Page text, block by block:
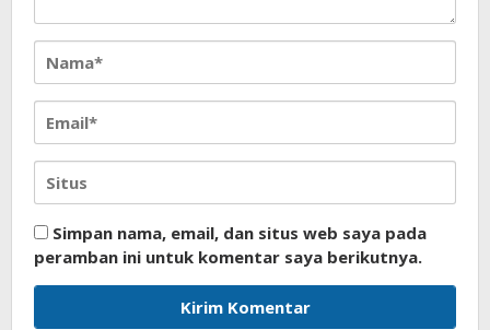
Simpan nama, email, dan situs web saya pada
peramban ini untuk komentar saya berikutnya.